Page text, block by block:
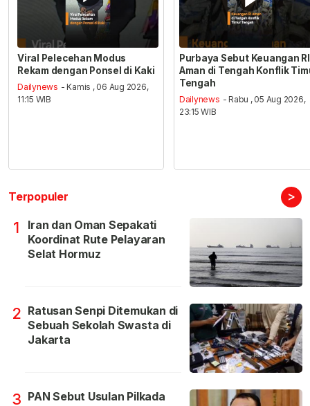
Viral Pelecehan Modus
Rekam dengan Ponsel di Kaki
Dailynews - Kamis , 06 Aug 2026,
11:15 WIB
Purbaya Sebut Keuangan RI
Aman di Tengah Konflik
Tengah
Dailynews - Rabu , 05 Aug 2026,
23:15 WIB
Terpopuler >
1
Iran dan Oman Sepakati
Koordinat Rute Pelayaran
Selat Hormuz
2 Ratusan Senpi Ditemukan di
Sebuah Sekolah Swasta di
Jakarta
3 PAN Sebut Usulan Pilkada